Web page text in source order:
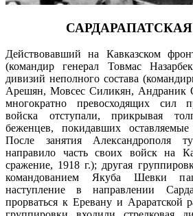
Действовавший на Кавказском
(командир генерал Товмас
дивизий неполного состава
Арешян, Мовсес Силикян, Андраник
многократно превосходящих сил
войска отступали, прикрывая
беженцев, покидавших
После занятия Александрополя
направило часть своих войск на
сражение, 1918 г.); другая
командованием Якуба Шевки
наступление в направлении
прорваться к Еревану и Араратской